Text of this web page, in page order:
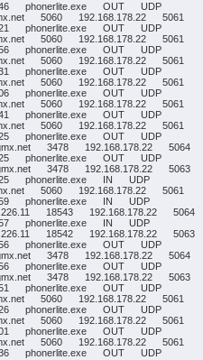
phonerlite.exe OUT UDP
5060 192.168.178.22 5061
phonerlite.exe OUT UDP
5060 192.168.178.22 5061
phonerlite.exe OUT UDP
5060 192.168.178.22 5061
phonerlite.exe OUT UDP
5060 192.168.178.22 5061
phonerlite.exe OUT UDP
5060 192.168.178.22 5061
phonerlite.exe OUT UDP
5060 192.168.178.22 5061
phonerlite.exe OUT UDP
3478 192.168.178.22 5064
phonerlite.exe OUT UDP
3478 192.168.178.22 5063
phonerlite.exe IN UDP
5060 192.168.178.22 5061
phonerlite.exe IN UDP
18543 192.168.178.22 5064
phonerlite.exe IN UDP
18542 192.168.178.22 5063
phonerlite.exe OUT UDP
3478 192.168.178.22 5064
phonerlite.exe OUT UDP
3478 192.168.178.22 5063
phonerlite.exe OUT UDP
5060 192.168.178.22 5061
phonerlite.exe OUT UDP
5060 192.168.178.22 5061
phonerlite.exe OUT UDP
5060 192.168.178.22 5061
phonerlite.exe OUT UDP